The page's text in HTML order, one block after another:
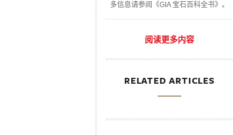
多信息请参阅《GIA 宝石百科全书》。
阅读更多内容
RELATED ARTICLES